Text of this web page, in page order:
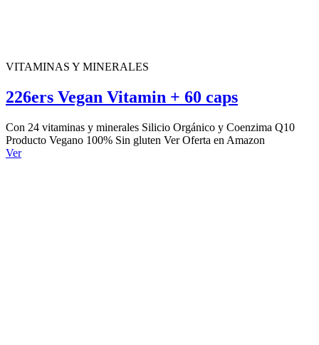
VITAMINAS Y MINERALES
226ers Vegan Vitamin + 60 caps
Con 24 vitaminas y minerales Silicio Orgánico y Coenzima Q10
Producto Vegano 100% Sin gluten Ver Oferta en Amazon
Ver